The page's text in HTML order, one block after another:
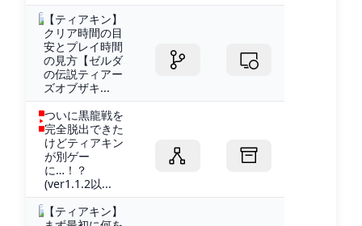
【ティアキン】
クリア時間の目
安とプレイ時間
の見方【ゼルダ
の伝説ティアー
ズオブザキ...
ついに黒龍戦を
完全脱出できた
けどティアキン
が別ゲー
に…！？
(ver1.1.2以...
【ティアキン】